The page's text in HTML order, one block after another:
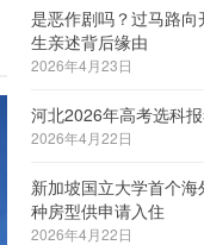
是恶作剧吗？过马路
生亲述背后缘由
2026年4月23日
河北2026年高考选科
2026年4月22日
新加坡国立大学首个
种房型供申请入住
2026年4月22日